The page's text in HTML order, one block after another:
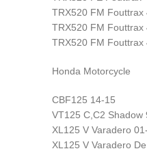
TRX520 FM Fouttrax
TRX520 FM Fouttrax
TRX520 FM Fouttrax
Honda Motorcycle
CBF125 14-15
VT125 C,C2 Shadow
XL125 V Varadero
XL125 V Varadero